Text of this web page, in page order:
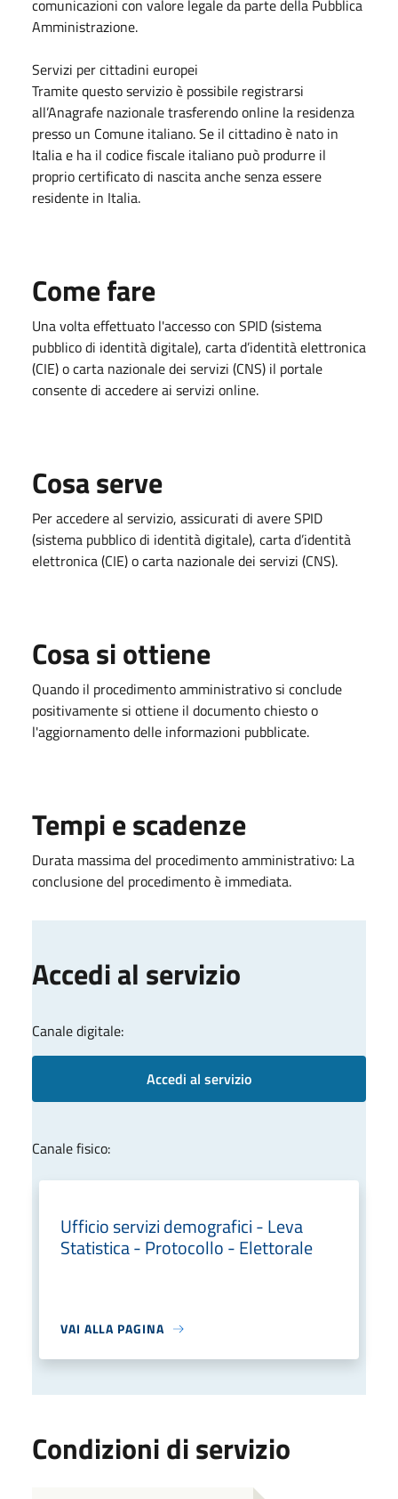
comunicazioni con valore legale da parte della Pubblica
Amministrazione.
Servizi per cittadini europei
Tramite questo servizio è possibile registrarsi
all’Anagrafe nazionale trasferendo online la residenza
presso un Comune italiano. Se il cittadino è nato in
Italia e ha il codice fiscale italiano può produrre il
proprio certificato di nascita anche senza essere
residente in Italia.
Come fare
Una volta effettuato l'accesso con SPID (sistema
pubblico di identità digitale), carta d’identità elettronica
(CIE) o carta nazionale dei servizi (CNS) il portale
consente di accedere ai servizi online.
Cosa serve
Per accedere al servizio, assicurati di avere SPID
(sistema pubblico di identità digitale), carta d’identità
elettronica (CIE) o carta nazionale dei servizi (CNS).
Cosa si ottiene
Quando il procedimento amministrativo si conclude
positivamente si ottiene il documento chiesto o
l'aggiornamento delle informazioni pubblicate.
Tempi e scadenze
Durata massima del procedimento amministrativo: La
conclusione del procedimento è immediata.
Accedi al servizio
Canale digitale:
Accedi al servizio
Canale fisico:
Ufficio servizi demografici - Leva
Statistica - Protocollo - Elettorale
VAI ALLA PAGINA
Condizioni di servizio